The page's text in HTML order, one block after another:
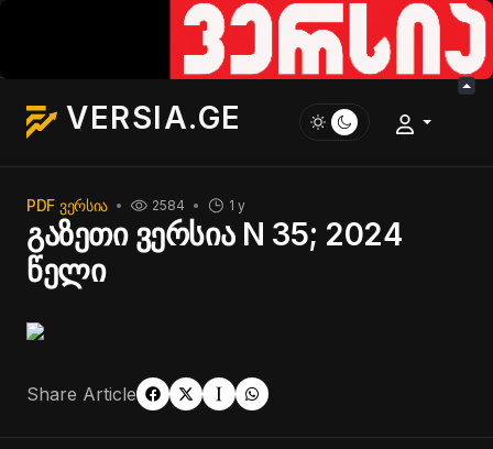
VERSIA.GE
PDF ᲕᲔᲠᲡᲘᲐ 1 y
2584
გაზეთი ვერსია N 35; 2024
წელი
Share Article